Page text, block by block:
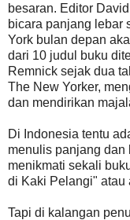
besaran. Editor
bicara panjang lebar
York bulan depan
dari 10 judul buku
Remnick sejak dua
The New Yorker,
dan mendirikan
Di Indonesia tentu
menulis panjang dan
menikmati sekali
di Kaki Pelangi" atau
Tapi di kalangan